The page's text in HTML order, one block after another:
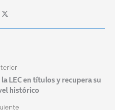
LEC en títulos y recupera su
histórico